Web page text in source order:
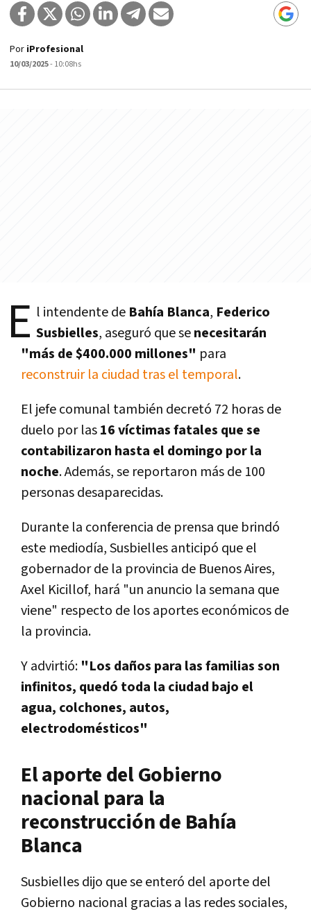
Por iProfesional
10/03/2025- 10:08hs
E l intendente de Bahía Blanca, Federico
Susbielles, aseguró que senecesitarán
"más de $400.000 millones" para
reconstruir la ciudad tras el temporal.
El jefe comunal también decretó 72 horas de
duelo por las16 víctimas fatales que se
contabilizaron hasta el domingo por la
noche. Además, se reportaron más de 100
personas desaparecidas.
Durante la conferencia de prensa que brindó
este mediodía, Susbielles anticipó que el
gobernador de la provincia de Buenos Aires,
Axel Kicillof, hará "un anuncio la semana que
viene" respecto de los aportes económicos de
la provincia.
Y advirtió: "Los daños para las familias son
infinitos, quedó toda la ciudad bajo el
agua, colchones, autos,
electrodomésticos"
El aporte del Gobierno
nacional para la
reconstrucción de Bahía
Blanca
Susbielles dijo que se enteró del aporte del
Gobierno nacional gracias a las redes sociales,